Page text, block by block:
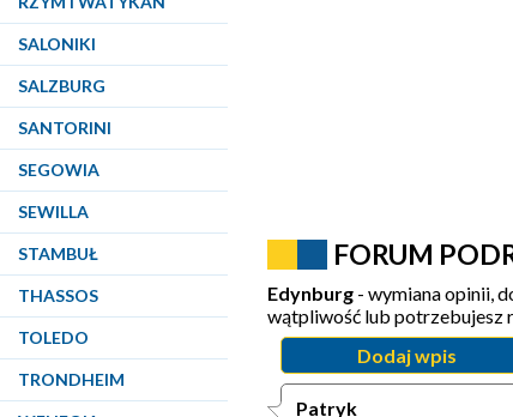
SALONIKI
SALZBURG
SANTORINI
SEGOWIA
SEWILLA
STAMBUŁ
THASSOS
TOLEDO
TRONDHEIM
FORUM
Edynburg- wymiana opinii,
wątpliwość lub potrzebujesz
Dodaj wpis
Patryk